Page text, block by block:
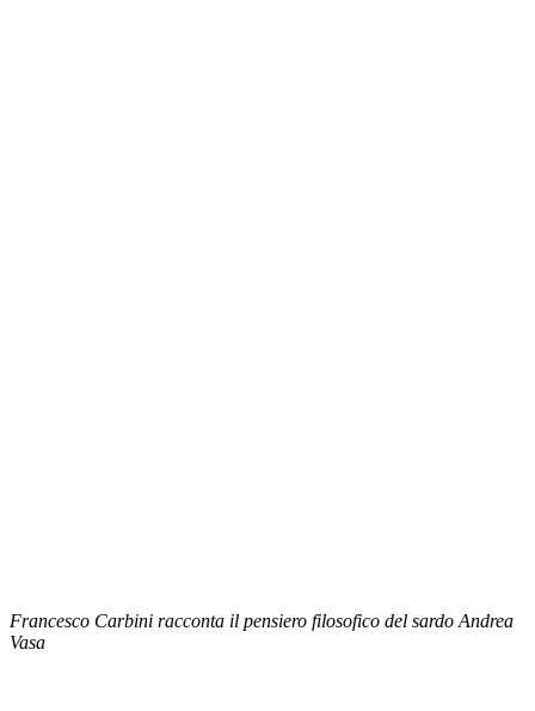
Francesco Carbini racconta il pensiero filosofico del sardo Andrea
Vasa